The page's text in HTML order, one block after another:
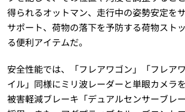
得られるオットマン、走行中の姿勢安定を
サポート、荷物の落下を予防する荷物スト
る便利アイテムだ。
安全性能では、「フレアワゴン」「フレア
イル」同様にミリ波レーダーと単眼カメラ
被害軽減ブレーキ「デュアルセンサーブレ